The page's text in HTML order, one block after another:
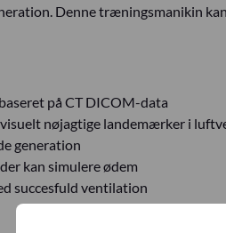
Denne træningsmanikin
på CT DICOM-data
nøjagtige landemærker i
generation
kan simulere ødem
succesfuld ventilation